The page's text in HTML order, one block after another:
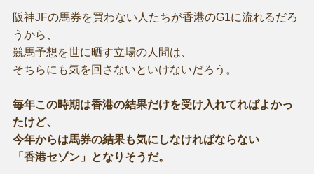
阪神JFの馬券を買わない人たちが香港のG1に流れるだろ
うから、
競馬予想を世に晒す立場の人間は、
そちらにも気を回さないといけないだろう。
毎年この時期は香港の結果だけを受け入れてればよかっ
たけど、
今年からは馬券の結果も気にしなければならない
「香港セゾン」となりそうだ。